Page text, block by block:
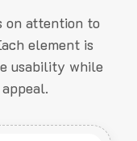
on attention to
element is
usability while